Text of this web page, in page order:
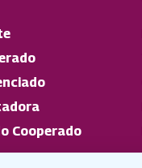
Cooperado